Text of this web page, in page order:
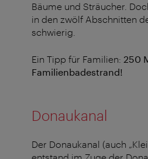
Bäume und Sträucher.
in den zwölf Abschnitten
schwierig.
Ein Tipp für Familien: 250
Familienbadestrand!
Donaukanal
Der Donaukanal (auch